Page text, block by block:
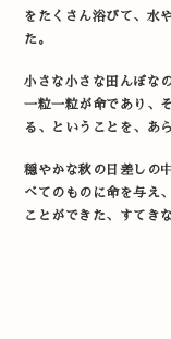
をたくさん浴びて、水
た。
小さな小さな田んぼな
一粒一粒が命であり、
る、ということを、あ
穏やかな秋の日差しの
べてのものに命を与え
ことができた、すてき